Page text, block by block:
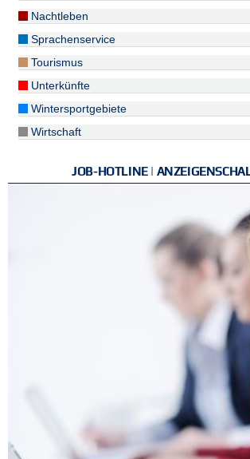
Nachtleben
Sprachenservice
Tourismus
Unterkünfte
Wintersportgebiete
Wirtschaft
JOB-HOTLINE |